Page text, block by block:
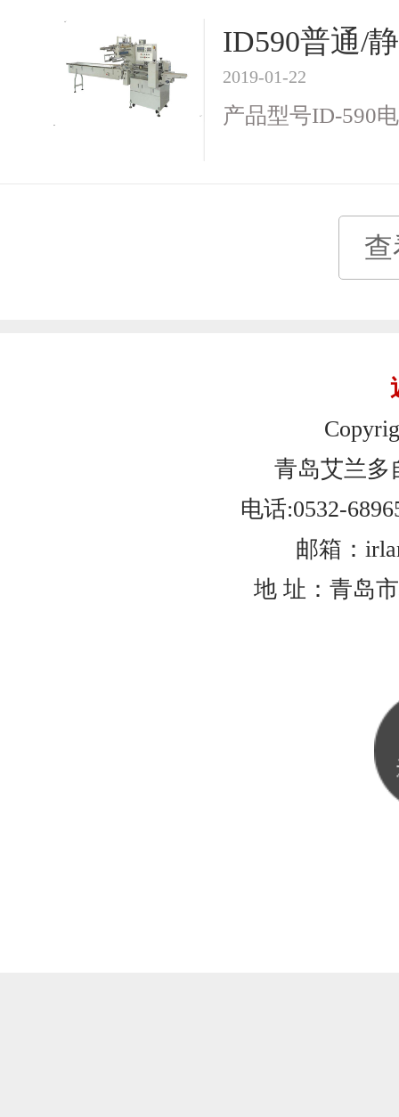
ID590普通/
2019-01-22
产品型号ID-590
青岛艾兰多
电话:0532-
邮箱：
地 址：青岛